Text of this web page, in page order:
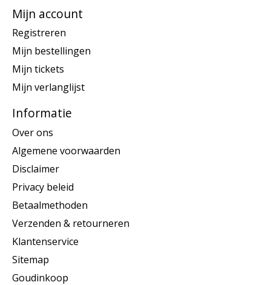
Mijn account
Registreren
Mijn bestellingen
Mijn tickets
Mijn verlanglijst
Informatie
Over ons
Algemene voorwaarden
Disclaimer
Privacy beleid
Betaalmethoden
Verzenden & retourneren
Klantenservice
Sitemap
Goudinkoop